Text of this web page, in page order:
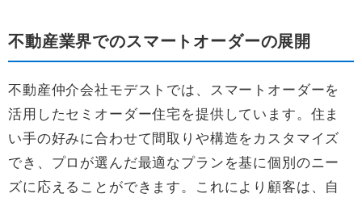
不動産業界でのスマートオーダーの展開
不動産仲介会社モデストでは、スマートオーダーを
活用したセミオーダー住宅を提供しています。住ま
い手の好みに合わせて間取りや構造をカスタマイズ
でき、プロが選んだ最適なプランを基に個別のニー
ズに応えることができます。これにより顧客は、自